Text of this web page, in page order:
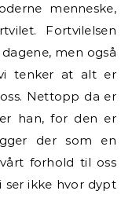
menneske,
Fortvilelsen
men også
tenker at alt er
Nettopp da er
han, for den er
der som en
forhold til oss
ser ikke hvor dypt